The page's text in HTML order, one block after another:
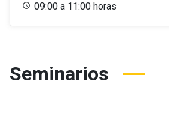
09:00 a 11:00 horas
Seminarios